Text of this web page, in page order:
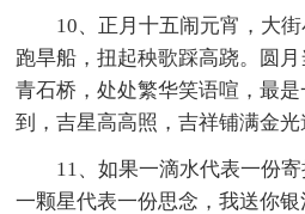
10、正月十五闹元宵，大
跑旱船，扭起秧歌踩高跷。圆
青石桥，处处繁华笑语喧，最
到，吉星高高照，吉祥铺满金
11、如果一滴水代表一份
一颗星代表一份思念，我送你